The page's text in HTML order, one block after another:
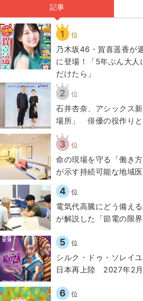
記事
1 位
乃木坂46・賀喜遥香が
に登場！「5年ぶん大人
だけたら」
2 位
石井杏奈、アシックス
場所」 俳優の役作りと
3 位
命の現場を守る「働き
が示す持続可能な地域医
4 位
電気代高騰にどう備え
が解説した「節電の限
5 位
シルク・ドゥ・ソレイ
日本再上陸 2027年2
6 位